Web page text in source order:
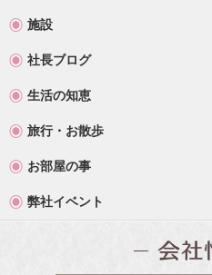
施設
社長ブログ
生活の知恵
旅行・お散歩
お部屋の事
弊社イベント